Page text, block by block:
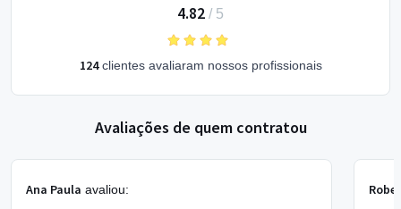
4.82 / 5
124clientes avaliaram nossos profissionais
Avaliações de quem contratou
Ana Paula avaliou: